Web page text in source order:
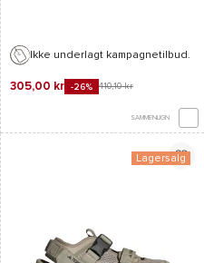
Ikke underlagt kampagnetilbud.
305,00 kr -26% 410,10 kr
SAMMENLIGN
Lagersalg